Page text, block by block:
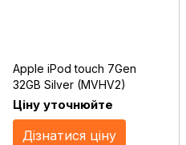
Apple iPod touch 7Gen
32GB Silver (MVHV2)
Ціну уточнюйте
Дізнатися ціну